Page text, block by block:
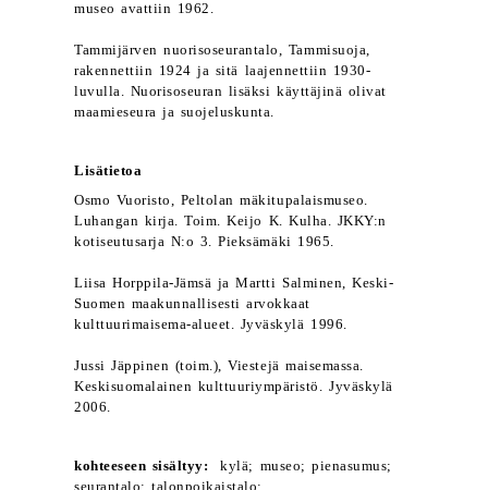
museo avattiin 1962.
Tammijärven nuorisoseurantalo, Tammisuoja,
rakennettiin 1924 ja sitä laajennettiin 1930-
luvulla. Nuorisoseuran lisäksi käyttäjinä olivat
maamieseura ja suojeluskunta.
Lisätietoa
Osmo Vuoristo, Peltolan mäkitupalaismuseo.
Luhangan kirja. Toim. Keijo K. Kulha. JKKY:n
kotiseutusarja N:o 3. Pieksämäki 1965.
Liisa Horppila-Jämsä ja Martti Salminen, Keski-
Suomen maakunnallisesti arvokkaat
kulttuurimaisema-alueet. Jyväskylä 1996.
Jussi Jäppinen (toim.), Viestejä maisemassa.
Keskisuomalainen kulttuuriympäristö. Jyväskylä
2006.
kohteeseen sisältyy: kylä; museo; pienasumus;
seurantalo; talonpoikaistalo;